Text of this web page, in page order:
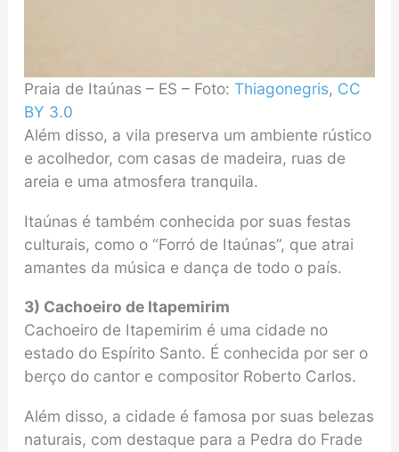
Praia de Itaúnas – ES – Foto: Thiagonegris, CC
BY 3.0
Além disso, a vila preserva um ambiente rústico
e acolhedor, com casas de madeira, ruas de
areia e uma atmosfera tranquila.
Itaúnas é também conhecida por suas festas
culturais, como o “Forró de Itaúnas”, que atrai
amantes da música e dança de todo o país.
3) Cachoeiro de Itapemirim
Cachoeiro de Itapemirim é uma cidade no
estado do Espírito Santo. É conhecida por ser o
berço do cantor e compositor Roberto Carlos.
Além disso, a cidade é famosa por suas belezas
naturais, com destaque para a Pedra do Frade